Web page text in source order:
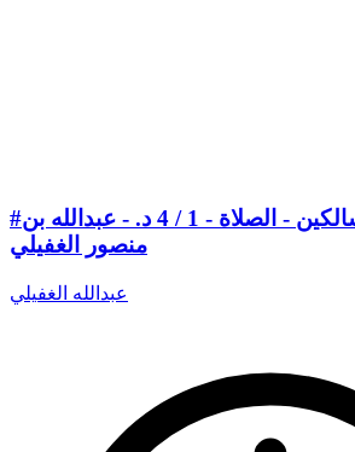
#درس_منهج_السالكين - الصلاة - 1 / 4 د. - عبدالله بن
منصور الغفيلي
عبدالله الغفيلي